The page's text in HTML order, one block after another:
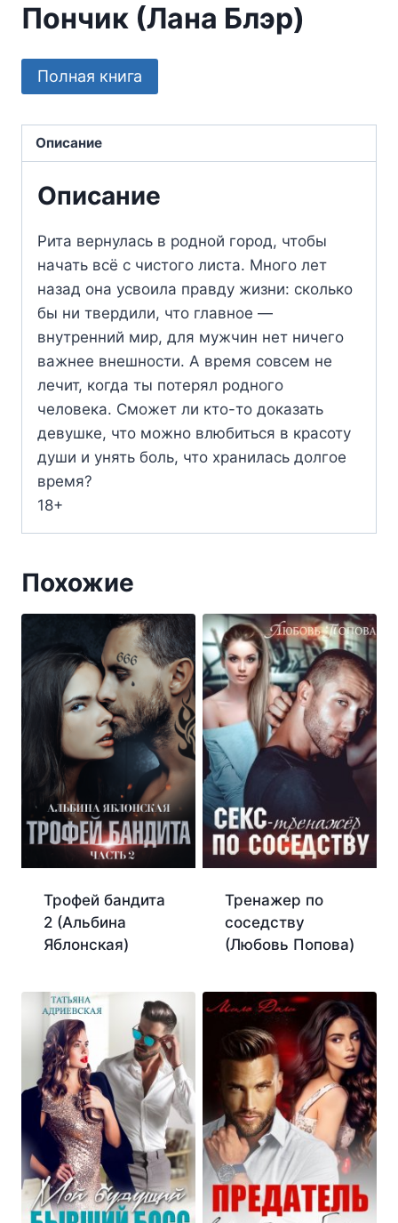
Пончик (Лана Блэр)
Полная книга
Описание
Описание
Рита вернулась в родной город, чтобы
начать всё с чистого листа. Много лет
назад она усвоила правду жизни: сколько
бы ни твердили, что главное —
внутренний мир, для мужчин нет ничего
важнее внешности. А время совсем не
лечит, когда ты потерял родного
человека. Сможет ли кто-то доказать
девушке, что можно влюбиться в красоту
души и унять боль, что хранилась долгое
время?
18+
Похожие
Трофей бандита
2 (Альбина
Яблонская)
Тренажер по
соседству
(Любовь Попова)